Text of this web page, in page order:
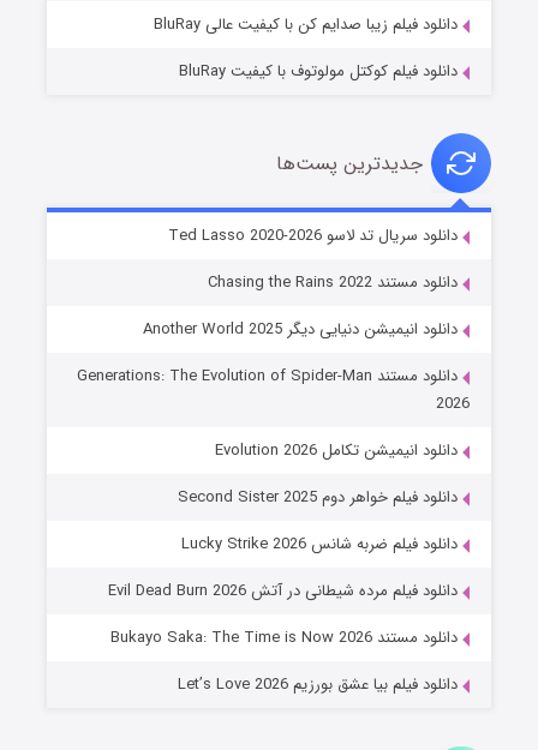
خاندان اژدها فصل ۳
جادوگری در مغولستان
دانلود فیلم زیبا صدایم کن با کیفیت عالی BluRay
دانلود فیلم کوکتل مولوتوف با کیفیت BluRay
جدیدترین پست‌ها
دانلود سریال تد لاسو Ted Lasso 2020-2026
دانلود مستند Chasing the Rains 2022
دانلود انیمیشن دنیایی دیگر Another World 2025
دانلود مستند Generations: The Evolution of Spider-Man
2026
دانلود انیمیشن تکامل Evolution 2026
دانلود فیلم خواهر دوم Second Sister 2025
دانلود فیلم ضربه شانس Lucky Strike 2026
دانلود فیلم مرده شیطانی در آتش Evil Dead Burn 2026
دانلود مستند Bukayo Saka: The Time is Now 2026
دانلود فیلم بیا عشق بورزیم Let’s Love 2026